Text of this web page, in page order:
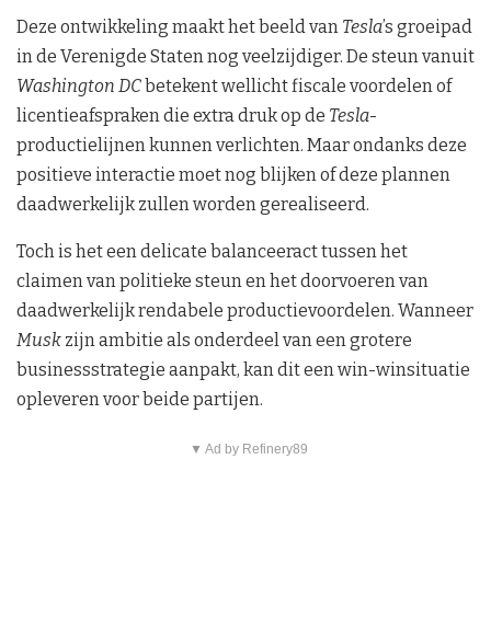
Deze ontwikkeling maakt het beeld van Tesla’s groeipad
in de Verenigde Staten nog veelzijdiger. De steun vanuit
Washington DC betekent wellicht fiscale voordelen of
licentieafspraken die extra druk op de Tesla-
productielijnen kunnen verlichten. Maar ondanks deze
positieve interactie moet nog blijken of deze plannen
daadwerkelijk zullen worden gerealiseerd.
Toch is het een delicate balanceeract tussen het
claimen van politieke steun en het doorvoeren van
daadwerkelijk rendabele productievoordelen. Wanneer
Musk zijn ambitie als onderdeel van een grotere
businessstrategie aanpakt, kan dit een win-winsituatie
opleveren voor beide partijen.
▼ Ad by Refinery89